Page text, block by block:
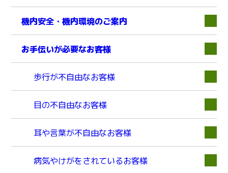
機内安全・機内環境のご案内 下層
お手伝いが必要なお客様 下層
歩行が不自由なお客様
目の不自由なお客様
耳や言葉が不自由なお客様
病気やけがをされているお客様